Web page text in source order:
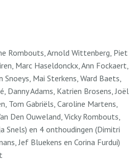
Rombouts, Arnold Wittenberg, Piet
Marc Haseldonckx, Ann Fockaert,
Snoeys, Mai Sterkens, Ward Baets,
Danny Adams, Katrien Brosens, Joël
Tom Gabriëls, Caroline Martens,
Den Ouweland, Vicky Rombouts,
Snels) en 4 onthoudingen (Dimitri
Jef Bluekens en Corina Furdui)